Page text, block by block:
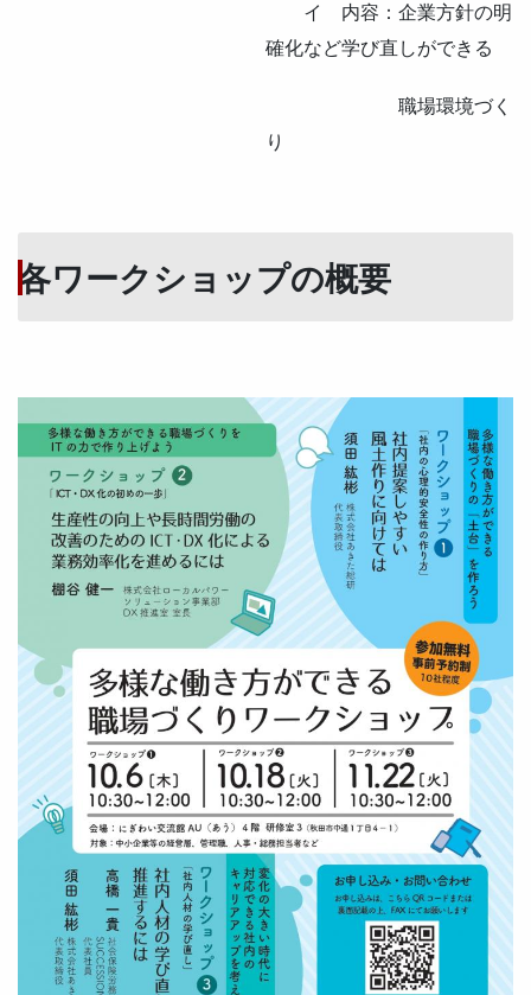
イ 内容：企業方針の明
確化など学び直しができる
職場環境づく
り
各ワークショップの概要